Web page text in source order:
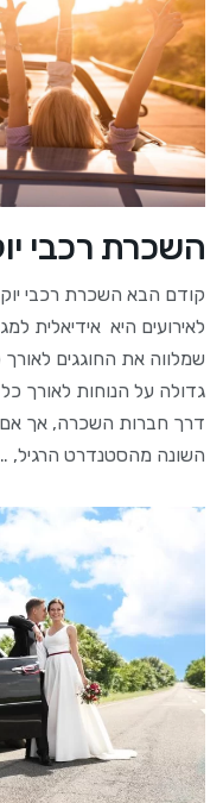
השכרת רכבי
קודם הבא השכרת רכבי
לאירועים היא אידיאלית
שמלווה את החוגגים
גדולה על הנוחות לאורך
דרך חברות השכרה, אך אם
השונה מהסטנדרט הרגיל,